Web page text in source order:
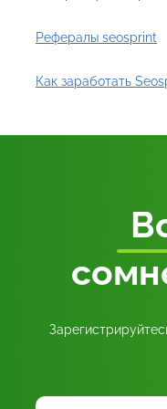
Рефералы seosprint
Как заработать